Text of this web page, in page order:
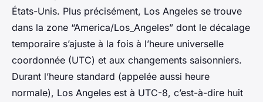
États-Unis. Plus précisément, Los Angeles se trouve
dans la zone “America/Los_Angeles” dont le décalage
temporaire s’ajuste à la fois à l’heure universelle
coordonnée (UTC) et aux changements saisonniers.
Durant l’heure standard (appelée aussi heure
normale), Los Angeles est à UTC-8, c’est-à-dire huit